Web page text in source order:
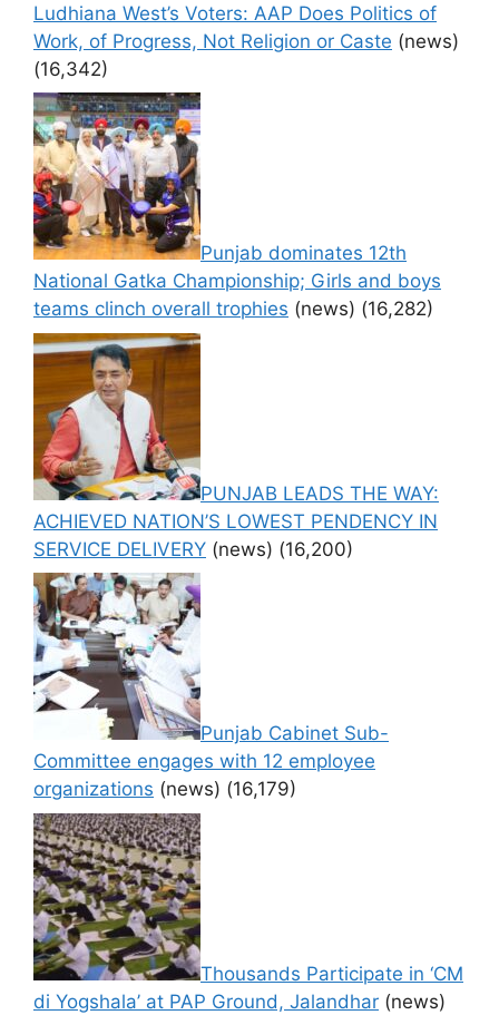
Ludhiana West’s Voters: AAP Does Politics of
Work, of Progress, Not Religion or Caste (news)
(16,342)
Punjab dominates 12th
National Gatka Championship; Girls and boys
teams clinch overall trophies (news) (16,282)
PUNJAB LEADS THE WAY:
ACHIEVED NATION’S LOWEST PENDENCY IN
SERVICE DELIVERY (news) (16,200)
Punjab Cabinet Sub-
Committee engages with 12 employee
organizations (news) (16,179)
Thousands Participate in ‘CM
di Yogshala’ at PAP Ground, Jalandhar (news)